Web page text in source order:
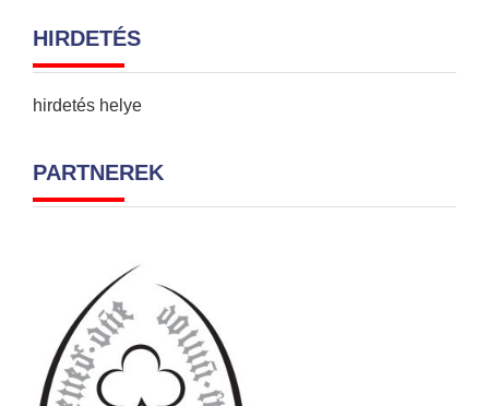
HIRDETÉS
hirdetés helye
PARTNEREK